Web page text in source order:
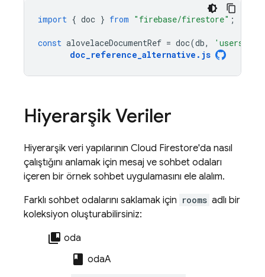
import { doc } from "firebase/firestore" ;
const alovelaceDocumentRef = doc(db,
'users/
doc_reference_alternative . js
Hiyerarşik Veriler
Hiyerarşik veri yapılarının Cloud Firestore'da nasıl
çalıştığını anlamak için mesaj ve sohbet odaları
içeren bir örnek sohbet uygulamasını ele alalım.
Farklı sohbet odalarını saklamak için rooms adlı bir
koleksiyon oluşturabilirsiniz:
collections_bookmark oda
class odaA